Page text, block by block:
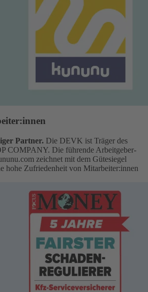
Partner. Die DEVK ist Träger des
COMPANY. Die führende Arbeitgeber-
zeichnet mit dem Gütesiegel
hohe Zufriedenheit von Mitarbeiter:innen